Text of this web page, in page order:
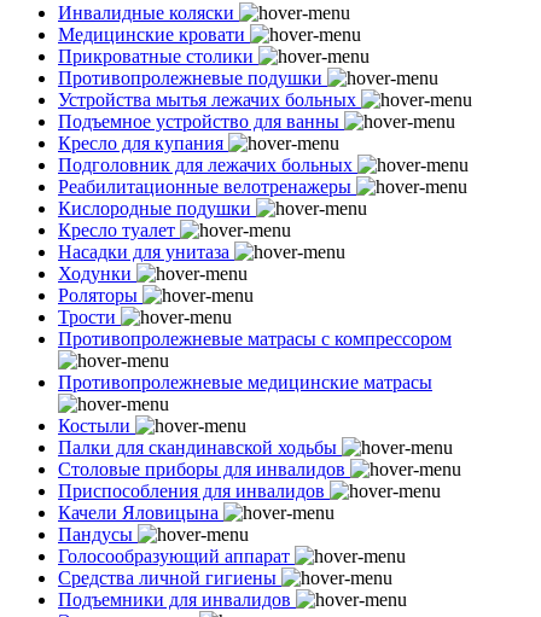
Инвалидные коляски
Медицинские кровати
Прикроватные столики
Противопролежневые подушки
Устройства мытья лежачих больных
Подъемное устройство для ванны
Кресло для купания
Подголовник для лежачих больных
Реабилитационные велотренажеры
Кислородные подушки
Кресло туалет
Насадки для унитаза
Ходунки
Роляторы
Трости
Противопролежневые матрасы с компрессором
Противопролежневые медицинские матрасы
Костыли
Палки для скандинавской ходьбы
Столовые приборы для инвалидов
Приспособления для инвалидов
Качели Яловицына
Пандусы
Голосообразующий аппарат
Средства личной гигиены
Подъемники для инвалидов